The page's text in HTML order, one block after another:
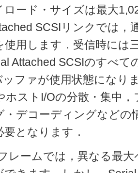
ロード・サイズは最大
SCSIリンクでは，
使用します．受信時には
Attached SCSIのすべて
ッファが使用状態になり
ホストI/Oの分散・集中
・デコーディングなどの
となります．
レームでは，異なる最大